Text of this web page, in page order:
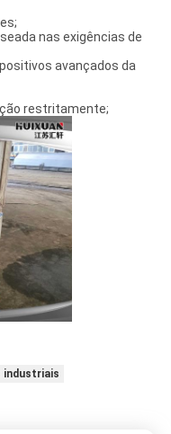
nas exigências de
avançados da
restritamente;